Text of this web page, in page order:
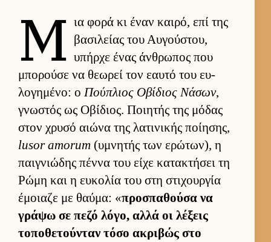
Μ ια φορά κι έναν και­ρό, επί της
βασιλείας του Αυ­γού­στου,
υπήρχε ένας άν­θρωπος που
μπορούσε να θεωρεί τον εαυτό του ευ­
λογημένο: ο Πού­πλιος Οβίδιος Νάσων,
γνωστός ως Οβίδιος. Ποι­ητής της μόδας
στον χρυσό αιώνα της λατινικής ποί­ησης,
lusor amorum (υμνητής των ερώτων), η
παι­γνιώδης πέννα του είχε κατακτήσει τη
Ρώμη και η ευ­κολία του στη στιχουρ­γία
έμοιαζε με θαύ­μα: «προσπαθούσα να
γράψω σε πεζό λόγο, αλλά οι λέξεις
τοποθετού­νταν τόσο ακριβώς στο